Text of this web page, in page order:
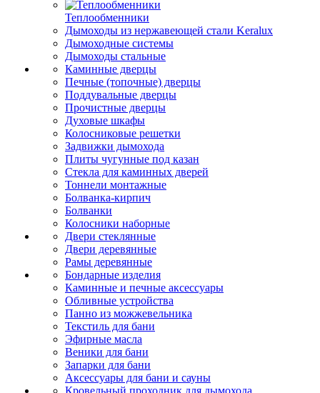
Теплообменники
Дымоходы из нержавеющей стали Keralux
Дымоходные системы
Дымоходы стальные
Каминные дверцы
Печные (топочные) дверцы
Поддувальные дверцы
Прочистные дверцы
Духовые шкафы
Колосниковые решетки
Задвижки дымохода
Плиты чугунные под казан
Стекла для каминных дверей
Тоннели монтажные
Болванка-кирпич
Болванки
Колосники наборные
Двери стеклянные
Двери деревянные
Рамы деревянные
Бондарные изделия
Каминные и печные аксессуары
Обливные устройства
Панно из можжевельника
Текстиль для бани
Эфирные масла
Веники для бани
Запарки для бани
Аксессуары для бани и сауны
Кровельный проходник для дымохода